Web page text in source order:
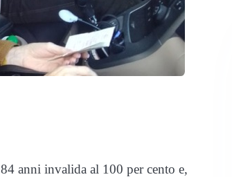
anni invalida al 100 per cento e,